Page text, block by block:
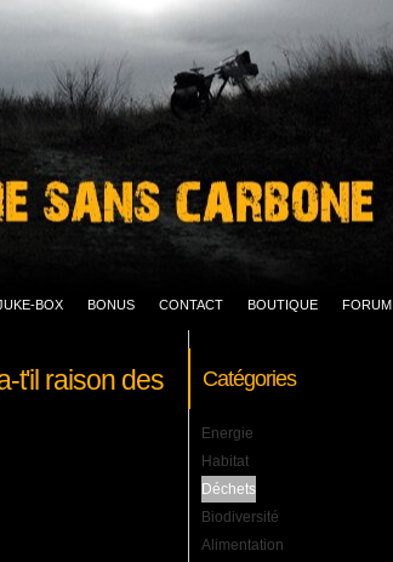
BOX BONUS CONTACT BOUTIQUE FORUM
t'il raison des
Catégories
Energie
Habitat
Déchets
Biodiversité
Alimentation